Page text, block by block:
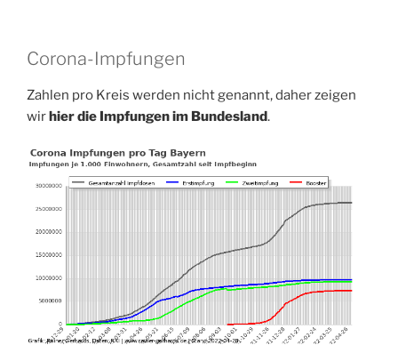
Corona-Impfungen
Zahlen pro Kreis werden nicht genannt, daher zeigen
wirhier die Impfungen im Bundesland.